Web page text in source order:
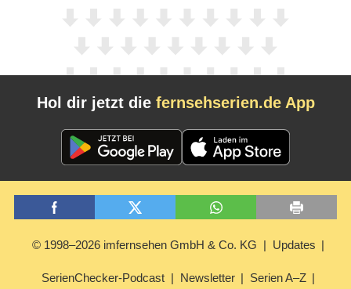
Hol dir jetzt die fernsehserien.de App
© 1998–2026 imfernsehen GmbH & Co. KG Updates
SerienChecker-Podcast Newsletter Serien A–Z